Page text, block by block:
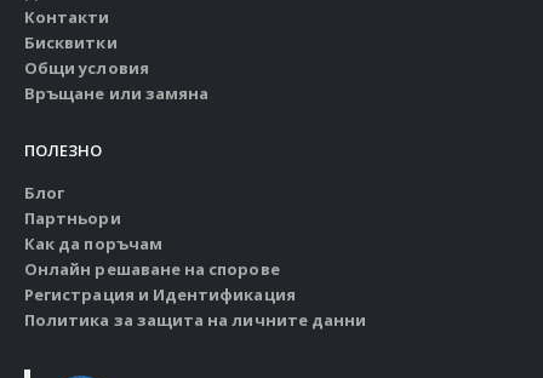
Контакти
Бисквитки
Общи условия
Връщане или замяна
ПОЛЕЗНО
Блог
Партньори
Как да поръчам
Онлайн решаване на спорове
Регистрация и Идентификация
Политика за защита на личните данни